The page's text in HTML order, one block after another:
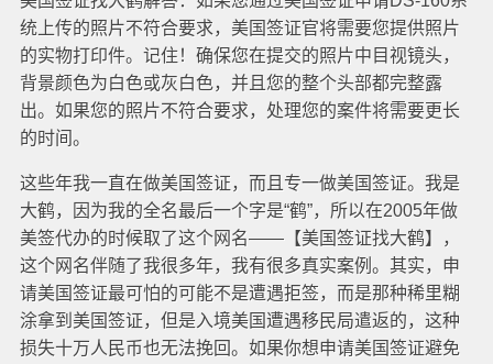
统上传的照片不符合要求，美国签证官将需要您提供照片
的实物打印件。记住！确保您在提交的照片中目视镜头，
背景颜色为白色或灰白色，并且您的整个头部都完整露
出。如果您的照片不符合要求，处理您的案件将需要更长
的时间。
这些年我一直在做美国签证，而且专一做美国签证。我是
大鹤，因为我的全名最后一个字是“鹤”，所以在2005年做
美签代办的时候取了这个网名——【美国签证找大鹤】，
这个网名伴随了我很多年，我有很多真实案例。其实，申
请美国签证最可怕的可能不是遭遇拒签，而是那种稀里糊
涂拿到美国签证，但是入境美国遭遇移民局遣返的，这种
损失十万人民币也无法挽回。如果你想申请美国签证避免